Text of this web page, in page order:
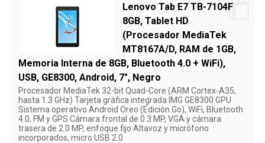
Lenovo Tab E7 TB-7104F
8GB, Tablet HD
(Procesador MediaTek
MT8167A/D, RAM de 1GB,
Memoria Interna de 8GB, Bluetooth 4.0 + WiFi),
USB, GE8300, Android, 7", Negro
Procesador MediaTek 32-bit Quad-Core (ARM Cortex-A35,
hasta 1.3 GHz) Tarjeta gráfica integrada IMG GE8300 GPU
Sistema operativo Android Oreo (Edición Go), WiFi, Bluetooth
4.0, FM y GPS Cámara frontal de 0.3 MP, VGA y cámara
trasera de 2.0 MP, enfoque fijo Altavoz y micrófono
incorporados, micro USB 2.0